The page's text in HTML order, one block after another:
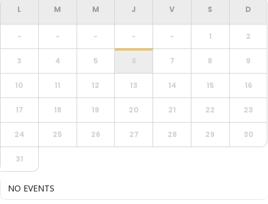
- - - - - 1 2
3 4 5 6 7 8 9
10 11 12 13 14 15 16
17 18 19 20 21 22 23
24 25 26 27 28 29 30
31
NO EVENTS